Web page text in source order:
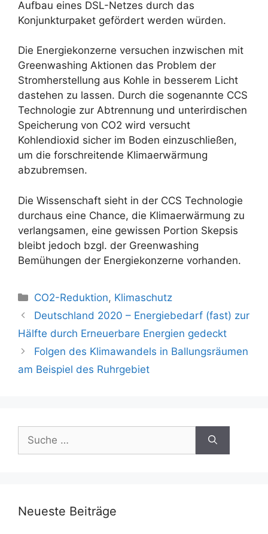
Aufbau eines DSL-Netzes durch das
Konjunkturpaket gefördert werden würden.
Die Energiekonzerne versuchen inzwischen mit
Greenwashing Aktionen das Problem der
Stromherstellung aus Kohle in besserem Licht
dastehen zu lassen. Durch die sogenannte CCS
Technologie zur Abtrennung und unterirdischen
Speicherung von CO2 wird versucht
Kohlendioxid sicher im Boden einzuschließen,
um die forschreitende Klimaerwärmung
abzubremsen.
Die Wissenschaft sieht in der CCS Technologie
durchaus eine Chance, die Klimaerwärmung zu
verlangsamen, eine gewissen Portion Skepsis
bleibt jedoch bzgl. der Greenwashing
Bemühungen der Energiekonzerne vorhanden.
Kategorien
CO2-Reduktion, Klimaschutz
Beitrags-
Navigation
Deutschland 2020 – Energiebedarf (fast) zur
Hälfte durch Erneuerbare Energien gedeckt
Folgen des Klimawandels in Ballungsräumen
am Beispiel des Ruhrgebiet
nach:
Neueste Beiträge